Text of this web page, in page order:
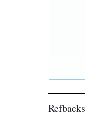
Refbacks